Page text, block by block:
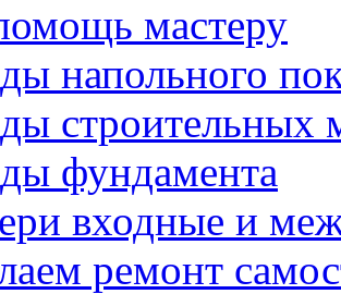
мастеру
напольного
строительных
фундамента
входные и
ремонт